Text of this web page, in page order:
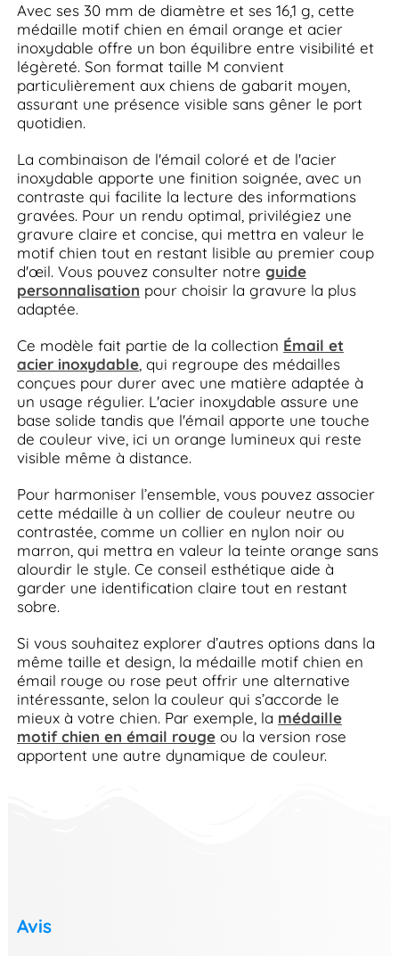
Avec ses 30 mm de diamètre et ses 16,1 g, cette
médaille motif chien en émail orange et acier
inoxydable offre un bon équilibre entre visibilité et
légèreté. Son format taille M convient
particulièrement aux chiens de gabarit moyen,
assurant une présence visible sans gêner le port
quotidien.
La combinaison de l'émail coloré et de l'acier
inoxydable apporte une finition soignée, avec un
contraste qui facilite la lecture des informations
gravées. Pour un rendu optimal, privilégiez une
gravure claire et concise, qui mettra en valeur le
motif chien tout en restant lisible au premier coup
d'œil. Vous pouvez consulter notre guide
personnalisation pour choisir la gravure la plus
adaptée.
Ce modèle fait partie de la collection Émail et
acier inoxydable, qui regroupe des médailles
conçues pour durer avec une matière adaptée à
un usage régulier. L'acier inoxydable assure une
base solide tandis que l'émail apporte une touche
de couleur vive, ici un orange lumineux qui reste
visible même à distance.
Pour harmoniser l’ensemble, vous pouvez associer
cette médaille à un collier de couleur neutre ou
contrastée, comme un collier en nylon noir ou
marron, qui mettra en valeur la teinte orange sans
alourdir le style. Ce conseil esthétique aide à
garder une identification claire tout en restant
sobre.
Si vous souhaitez explorer d’autres options dans la
même taille et design, la médaille motif chien en
émail rouge ou rose peut offrir une alternative
intéressante, selon la couleur qui s’accorde le
mieux à votre chien. Par exemple, la médaille
motif chien en émail rougeou la version rose
apportent une autre dynamique de couleur.
Avis